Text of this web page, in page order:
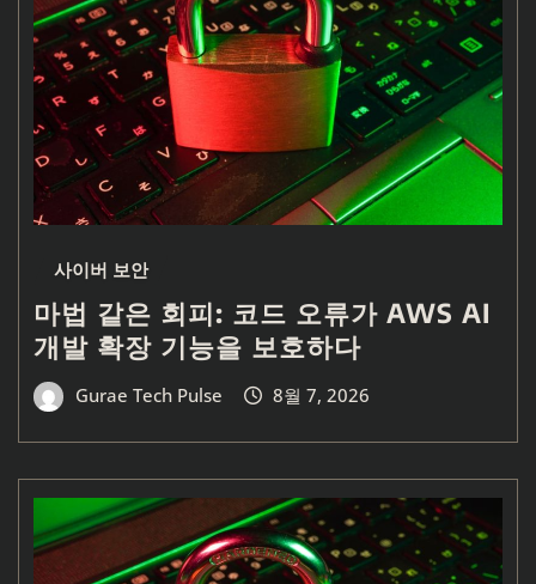
사이버 보안
마법 같은 회피: 코드 오류가 AWS AI
개발 확장 기능을 보호하다
Gurae Tech Pulse 8월 7, 2026